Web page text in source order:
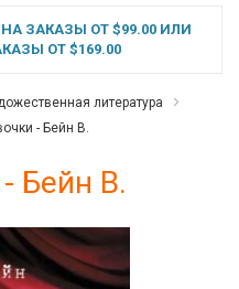
ЗАКАЗЫ ОТ $99.00 ИЛИ
ОТ $169.00
литература
- Бейн В.
Бейн В.